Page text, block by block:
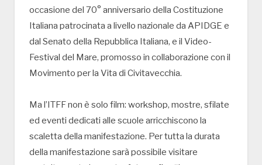
occasione del 70° anniversario della Costituzione
Italiana patrocinata a livello nazionale da APIDGE e
dal Senato della Repubblica Italiana, e il Video-
Festival del Mare, promosso in collaborazione con il
Movimento per la Vita di Civitavecchia.
Ma l’ITFF non è solo film: workshop, mostre, sfilate
ed eventi dedicati alle scuole arricchiscono la
scaletta della manifestazione. Per tutta la durata
della manifestazione sarà possibile visitare